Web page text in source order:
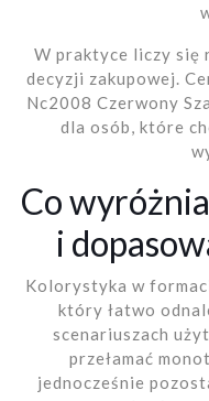
W praktyce liczy się
decyzji zakupowej.
Nc2008 Czerwony
dla osób, które
Co
i
Kolorystyka w
który łatwo
scenariuszach
przełamać
jednocześnie